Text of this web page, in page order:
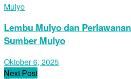
Lembu Mulyo dan
Sumber Mulyo
Oktober 6, 2025
Next Post